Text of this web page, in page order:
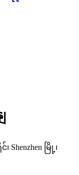
Shenzhen မြို့၊